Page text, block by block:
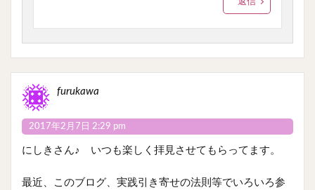
furukawa
2017年2月7日 2:29 pm
にしきさん♪ いつも楽しく拝見させてもらってます。
最近、このブログ、実践引き寄せの法則等でいろいろ参